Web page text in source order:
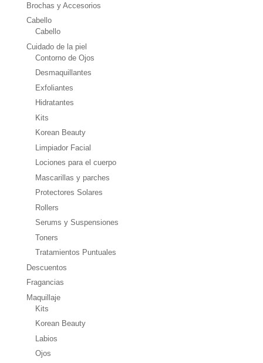
Brochas y Accesorios
Cabello
Cabello
Cuidado de la piel
Contorno de Ojos
Desmaquillantes
Exfoliantes
Hidratantes
Kits
Korean Beauty
Limpiador Facial
Lociones para el cuerpo
Mascarillas y parches
Protectores Solares
Rollers
Serums y Suspensiones
Toners
Tratamientos Puntuales
Descuentos
Fragancias
Maquillaje
Kits
Korean Beauty
Labios
Ojos